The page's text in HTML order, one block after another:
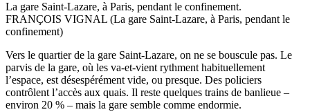
La gare Saint-Lazare, à Paris, pendant le confinement.
FRANÇOIS VIGNAL (La gare Saint-Lazare, à Paris, pendant le
confinement)
Vers le quartier de la gare Saint-Lazare, on ne se bouscule pas. Le
parvis de la gare, où les va-et-vient rythment habituellement
l’espace, est désespérément vide, ou presque. Des policiers
contrôlent l’accès aux quais. Il reste quelques trains de banlieue –
environ 20 % – mais la gare semble comme endormie.